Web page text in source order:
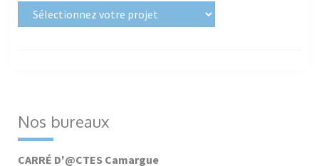
Nos bureaux
CARRÉ D'@CTES Camargue